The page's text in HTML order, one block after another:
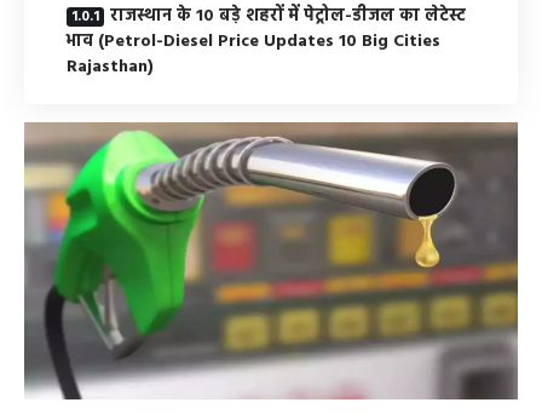
राजस्थान के 10 बड़े शहरों में पेट्रोल-डीजल का लेटेस्ट
भाव (Petrol-Diesel Price Updates 10 Big Cities
Rajasthan)